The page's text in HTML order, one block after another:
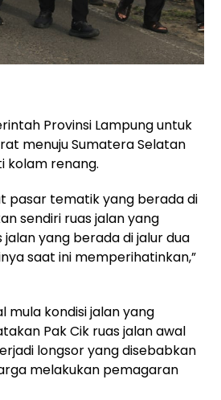
Provinsi Lampung untuk
menuju Sumatera Selatan
kolam renang.
pasar tematik yang berada di
sendiri ruas jalan yang
yang berada di jalur dua
saat ini memperihatinkan,”
kondisi jalan yang
Pak Cik ruas jalan awal
longsor yang disebabkan
melakukan pemagaran